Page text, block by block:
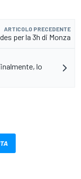
ARTICOLO PRECEDENTE
per la 3h di Monza
lo